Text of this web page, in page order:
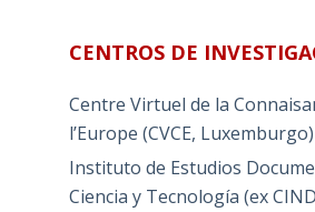
CENTROS DE
Centre Virtuel de la
l’Europe (CVCE, Luxemburgo)
Instituto de Estudios
Ciencia y Tecnología (ex